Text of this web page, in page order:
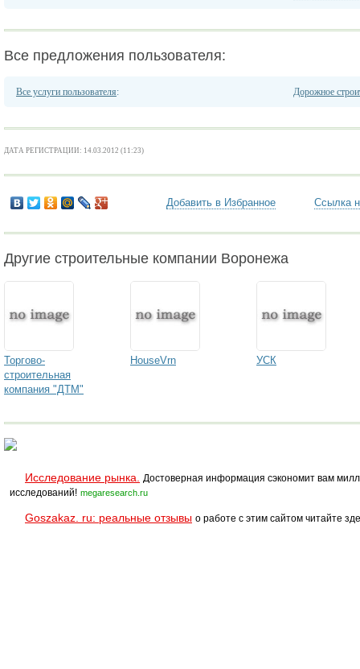
Все предложения пользователя:
Все услуги пользователя: Дорожное
ДАТА РЕГИСТРАЦИИ: 14.03.2012 (11:23)
Добавить в Избранное Ссылка
Другие строительные компании Воронежа
Торгово-
строительная
компания "ДТМ"
HouseVrn УСК
Исследование рынка.
Достоверная информация сэкономит вам
исследований! megaresearch.ru
Goszakaz. ru: реальные отзывы о работе с этим сайтом читайте